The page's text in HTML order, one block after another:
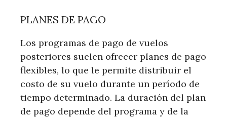
PLANES DE PAGO
Los programas de pago de vuelos
posteriores suelen ofrecer planes de pago
flexibles, lo que le permite distribuir el
costo de su vuelo durante un período de
tiempo determinado. La duración del plan
de pago depende del programa y de la